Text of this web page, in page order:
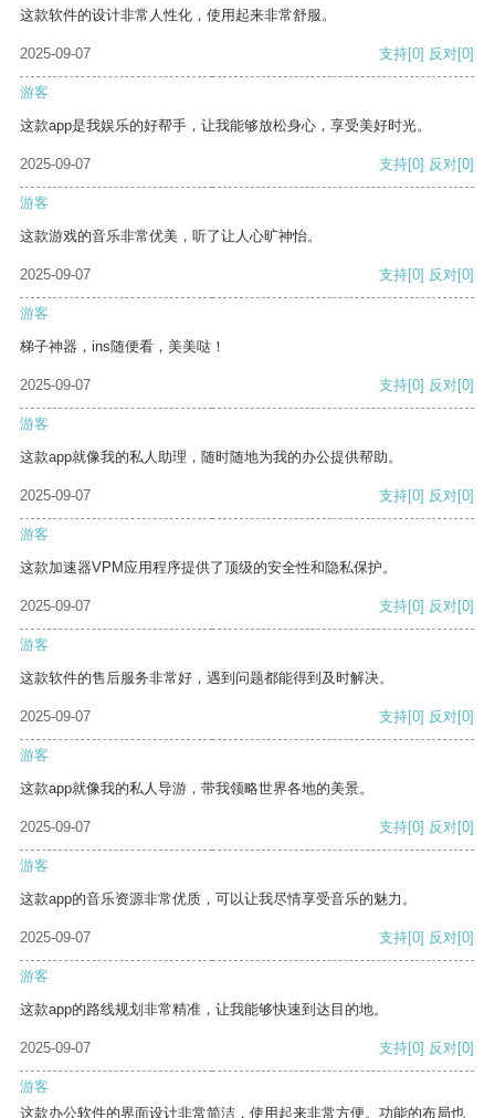
这款软件的设计非常人性化，使用起来非常舒服。
2025-09-07 支持[0] 反对[0]
游客
这款app是我娱乐的好帮手，让我能够放松身心，享受美好时光。
2025-09-07 支持[0] 反对[0]
游客
这款游戏的音乐非常优美，听了让人心旷神怡。
2025-09-07 支持[0] 反对[0]
游客
梯子神器，ins随便看，美美哒！
2025-09-07 支持[0] 反对[0]
游客
这款app就像我的私人助理，随时随地为我的办公提供帮助。
2025-09-07 支持[0] 反对[0]
游客
这款加速器VPM应用程序提供了顶级的安全性和隐私保护。
2025-09-07 支持[0] 反对[0]
游客
这款软件的售后服务非常好，遇到问题都能得到及时解决。
2025-09-07 支持[0] 反对[0]
游客
这款app就像我的私人导游，带我领略世界各地的美景。
2025-09-07 支持[0] 反对[0]
游客
这款app的音乐资源非常优质，可以让我尽情享受音乐的魅力。
2025-09-07 支持[0] 反对[0]
游客
这款app的路线规划非常精准，让我能够快速到达目的地。
2025-09-07 支持[0] 反对[0]
游客
这款办公软件的界面设计非常简洁，使用起来非常方便。功能的布局也